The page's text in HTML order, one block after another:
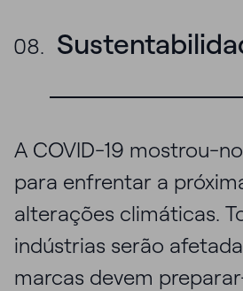
A COVID-19 mostrou-
para enfrentar a
alterações climáticas.
indústrias serão
marcas devem